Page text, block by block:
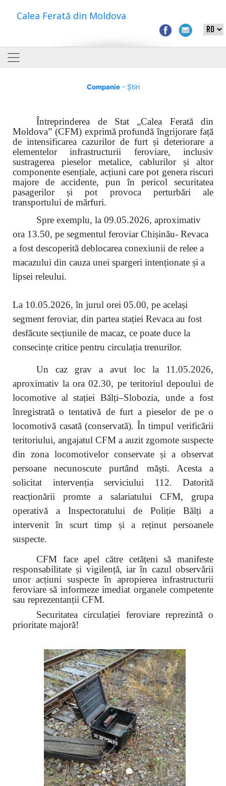
Calea Ferată din Moldova
Companie- Știri
Întreprinderea de Stat „Calea Ferată din
Moldova” (CFM) exprimă profundă îngrijorare față
de intensificarea cazurilor de furt și deteriorare a
elementelor infrastructurii feroviare, inclusiv
sustragerea pieselor metalice, cablurilor și altor
componente esențiale, acțiuni care pot genera riscuri
majore de accidente, pun în pericol securitatea
pasagerilor și pot provoca perturbări ale
transportului de mărfuri.
Spre exemplu, la 09.05.2026, aproximativ
ora 13.50, pe segmentul feroviar Chișinău- Revaca
a fost descoperită deblocarea conexiunii de relee a
macazului din cauza unei spargeri intenționate și a
lipsei releului.
La 10.05.2026, în jurul orei 05.00, pe același
segment feroviar, din partea stației Revaca au fost
desfăcute secțiunile de macaz, ce poate duce la
consecințe critice pentru circulația trenurilor.
Un caz grav a avut loc la 11.05.2026,
aproximativ la ora 02.30, pe teritoriul depoului de
locomotive al stației Bălți–Slobozia, unde a fost
înregistrată o tentativă de furt a pieselor de pe o
locomotivă casată (conservată). În timpul verificării
teritoriului, angajatul CFM a auzit zgomote suspecte
din zona locomotivelor conservate și a observat
persoane necunoscute purtând măști. Acesta a
solicitat intervenția serviciului 112. Datorită
reacționării promte a salariatului CFM, grupa
operativă a Inspectoratului de Poliție Bălți a
intervenit în scurt timp și a reținut persoanele
suspecte.
CFM face apel către cetățeni să manifeste
responsabilitate și vigilență, iar în cazul observării
unor acțiuni suspecte în apropierea infrastructurii
feroviare să informeze imediat organele competente
sau reprezentanții CFM.
Securitatea circulației feroviare reprezintă o
prioritate majoră!